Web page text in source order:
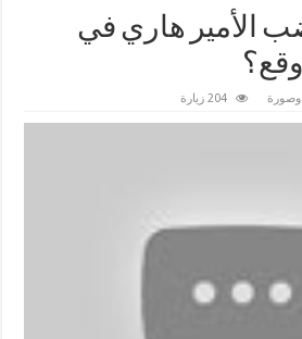
الأمير هاري في
204 زيارة